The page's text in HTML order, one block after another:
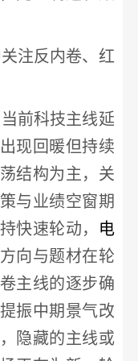
注反内卷、红
前科技主线延
现回暖但持续
结构为主，关
与业绩空窗期
快速轮动，
电
向与题材在轮
主线的逐步确
振中期景气改
隐藏的主线或